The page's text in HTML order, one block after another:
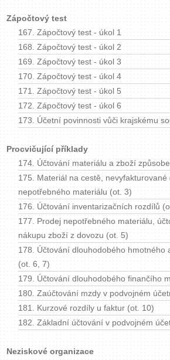
Zápočtový test
167. Zápočtový test - úkol 1
168. Zápočtový test - úkol 2
169. Zápočtový test - úkol 3
170. Zápočtový test - úkol 4
171. Zápočtový test - úkol 5
172. Zápočtový test - úkol 6
173. Účetní povinnosti vůči krajskému
Procvičující příklady
174. Účtování materiálu a zboží
175. Materiál na cestě,
nepotřebného materiálu (ot. 3)
176. Účtování inventarizačních rozdílů
177. Prodej nepotřebného materiálu,
nákupu zboží z dovozu (ot. 5)
178. Účtování dlouhodobého hmotného
(ot. 6, 7)
179. Účtování dlouhodobého finančího
180. Zaúčtování mzdy v podvojném
181. Kurzové rozdíly u faktur (ot. 10)
182. Základní účtování v podvojném
Neziskové organizace